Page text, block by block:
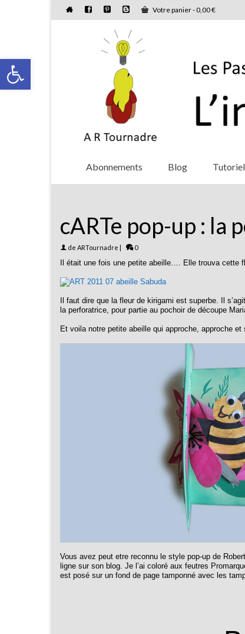
Ouvrir la barre d’outils
Votre panier-0,00€
Abonnements Blog
cARTe pop-up : la
de ARTournadre | 0
Il était une fois une petite abeille…. Elle trouva cette
Il faut dire que la fleur de kirigami est superbe. Il
la perforatrice, pour partie au pochoir de découpe
Et voila notre petite abeille qui approche, approche
Vous avez peut etre reconnu le style pop-up de
ligne sur son blog. Je l’ai coloré aux feutres
est posé sur un fond de page tamponné avec les